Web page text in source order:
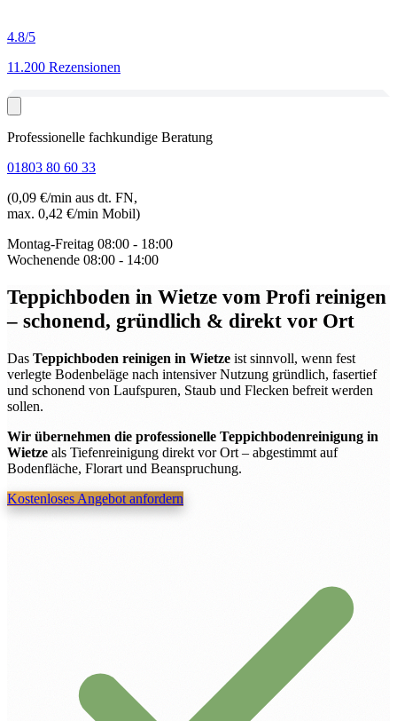
4.8/5
11.200 Rezensionen
Professionelle fachkundige Beratung
01803 80 60 33
(0,09 €/min aus dt. FN,
max. 0,42 €/min Mobil)
Montag-Freitag 08:00 - 18:00
Wochenende 08:00 - 14:00
Teppichboden in Wietze vom Profi reinigen
– schonend, gründlich & direkt vor Ort
Das Teppichboden reinigen in Wietze ist sinnvoll, wenn fest
verlegte Bodenbeläge nach intensiver Nutzung gründlich, fasertief
und schonend von Laufspuren, Staub und Flecken befreit werden
sollen.
Wir übernehmen die professionelle Teppichbodenreinigung in
Wietze als Tiefenreinigung direkt vor Ort – abgestimmt auf
Bodenfläche, Florart und Beanspruchung.
Kostenloses Angebot anfordern